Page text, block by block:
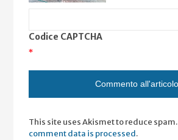
Codice CAPTCHA
*
This site uses Akismet to reduce spam.
comment data is processed.